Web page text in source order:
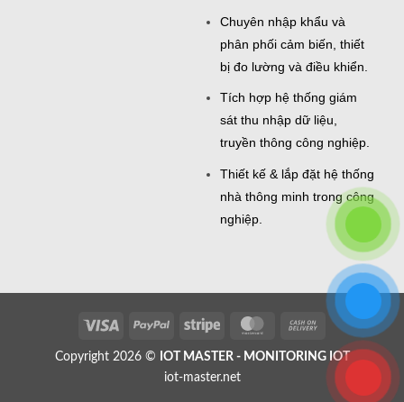
Chuyên nhập khẩu và
phân phối cảm biến, thiết
bị đo lường và điều khiển.
Tích hợp hệ thống giám
sát thu nhập dữ liệu,
truyền thông công nghiệp.
Thiết kế & lắp đặt hệ thống
nhà thông minh trong công
nghiệp.
Visa PayPal Stripe MasterCardCash
Delivery
Copyright 2026 © IOT MASTER - MONITORING IOT
iot-master.net